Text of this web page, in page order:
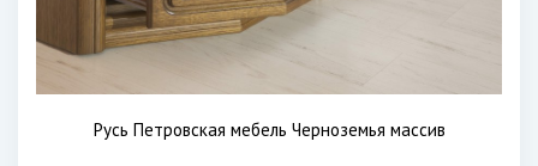
Русь Петровская мебель Черноземья массив